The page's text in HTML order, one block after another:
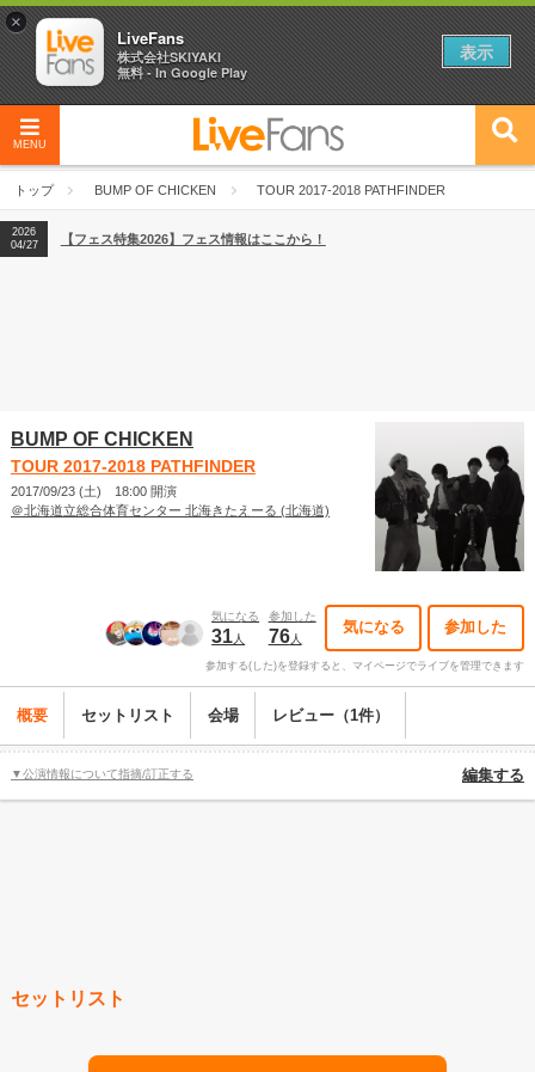
MENU
トップ BUMP OF CHICKEN TOUR 2017-2018 PATHFINDER
2026
04/27
2026
【ライブ動員ランキング】2026年上半期編発表！
2026
04/27
【フェス特集2026】フェス情報はここから！
BUMP OF CHICKEN
TOUR 2017-2018 PATHFINDER
2017/09/23 (土) 18:00 開演
＠北海道立総合体育センター 北海きたえーる (北海道)
気になる
31人
参加した
76人
気になる 参加した
参加する(した)を登録すると、マイページでライブを管理できます
概要 セットリスト 会場 レビュー（1件）
▼公演情報について指摘/訂正する 編集する
セットリスト
×
LiveFans
株式会社SKIYAKI
無料 - In Google Play
表示